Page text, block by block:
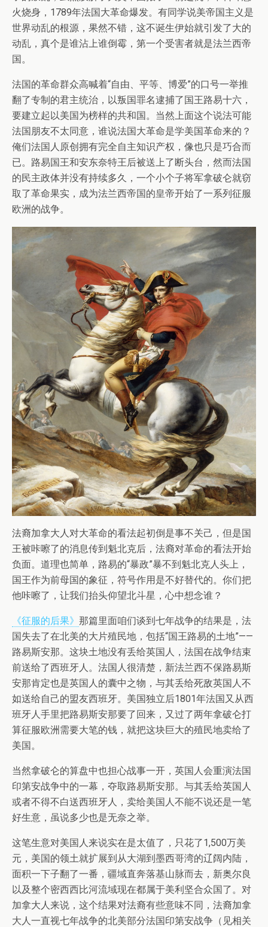
火烧身，1789年法国大革命爆发。有同学说美帝国主义是
世界动乱的根源，果然不错，这不诞生伊始就引发了大的
动乱，真个是谁沾上谁倒霉，第一个受害者就是法兰西帝
国。
法国的革命群众高喊着“自由、平等、博爱”的口号一举推
翻了专制的君主统治，以叛国罪名逮捕了国王路易十六，
要建立起以美国为榜样的共和国。当然上面这个说法可能
法国朋友不太同意，谁说法国大革命是学美国革命来的？
俺们法国人原创拥有完全自主知识产权，像也只是巧合而
已。路易国王和安东奈特王后被送上了断头台，然而法国
的民主政体并没有持续多久，一个小个子将军拿破仑就窃
取了革命果实，成为法兰西帝国的皇帝开始了一系列征服
欧洲的战争。
法裔加拿大人对大革命的看法起初倒是事不关己，但是国
王被咔嚓了的消息传到魁北克后，法裔对革命的看法开始
负面。道理也简单，路易的“暴政”暴不到魁北克人头上，
国王作为前母国的象征，符号作用是不好替代的。你们把
他咔嚓了，让我们抬头仰望北斗星，心中想念谁？
《征服的后果》 那篇里面咱们谈到七年战争的结果是，法
国失去了在北美的大片殖民地，包括“国王路易的土地”——
路易斯安那。这块土地没有丢给英国人，法国在战争结束
前送给了西班牙人。法国人很清楚，新法兰西不保路易斯
安那肯定也是英国人的囊中之物，与其丢给死敌英国人不
如送给自己的盟友西班牙。美国独立后1801年法国又从西
班牙人手里把路易斯安那要了回来，又过了两年拿破仑打
算征服欧洲需要大笔的钱，就把这块巨大的殖民地卖给了
美国。
当然拿破仑的算盘中也担心战事一开，英国人会重演法国
印第安战争中的一幕，夺取路易斯安那。与其丢给英国人
或者不得不白送西班牙人，卖给美国人不能不说还是一笔
好生意，虽说多少也是无奈之举。
这笔生意对美国人来说实在是太值了，只花了1,500万美
元，美国的领土就扩展到从大湖到墨西哥湾的辽阔内陆，
面积一下子翻了一番，疆域直奔落基山脉而去，新奥尔良
以及整个密西西比河流域现在都属于美利坚合众国了。对
加拿大人来说，这个结果对法裔有些意味不同，法裔加拿
大人一直视七年战争的北美部分法国印第安战争（见相关